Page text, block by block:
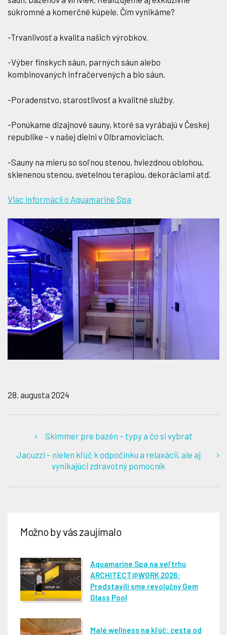
súkromné a komerčné kúpele. Čím vynikáme?
-Trvanlivosť a kvalita našich výrobkov.
-Výber fínskych sáun, parných sáun alebo
kombinovaných infračervených a bio sáun.
-Poradenstvo, starostlivosť a kvalitné služby.
-Ponúkame dizajnové sauny, ktoré sa vyrábajú v Českej
republike – v našej dielni v Olbramoviciach.
-Sauny na mieru so soľnou stenou, hviezdnou oblohou,
sklenenou stenou, svetelnou terapiou, dekoráciami atď.
Viac informácií o Aquamarine Spa
28. augusta 2024
Skimmer pre bazén – typy a čo si vybrať
Jacuzzi – nielen kľúč k odpočinku a relaxácii, ale aj
vynikajúci zdravotný pomocník
Možno by vás zaujímalo
Aquamarine Spa na veľtrhu
ARCHITECT@WORK 2026:
Predstavili sme revolučný Gem
Glass Pool
Malé wellness na kľúč: cesta od